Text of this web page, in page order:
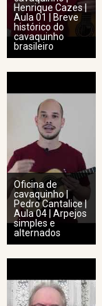
Henrique Cazes |
Aula 01 | Breve
histórico do
cavaquinho
brasileiro
Oficina de
cavaquinho |
Pedro Cantalice |
Aula 04 | Arpejos
simples e
alternados